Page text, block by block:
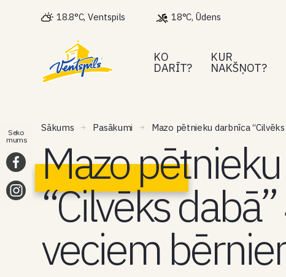
18.8°C, Ventspils 18°C, Ūdens
KO
DARĪT?
KUR
NAKŠŅOT?
Sākums Pasākumi Mazo pētnieku darbnīca
Mazo
“Cilvēks
veciem
Seko
mums